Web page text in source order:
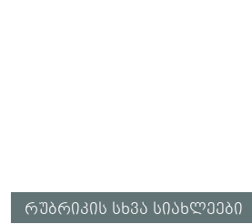
რუბრიკის სხვა სიახლეები